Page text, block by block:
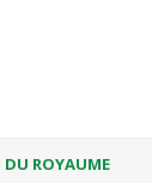
DU ROYAUME